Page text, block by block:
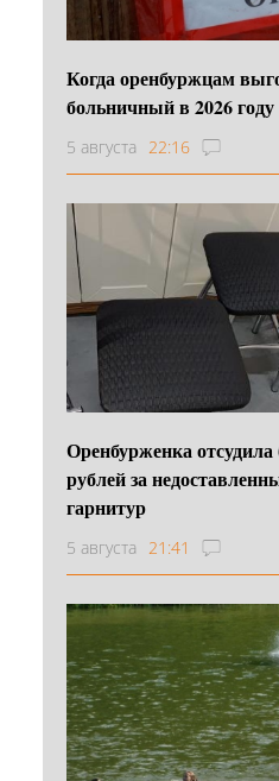
Когда оренбуржцам
больничный в 2026 году
5 августа 22:16
Оренбурженка
рублей за
гарнитур
5 августа 21:41